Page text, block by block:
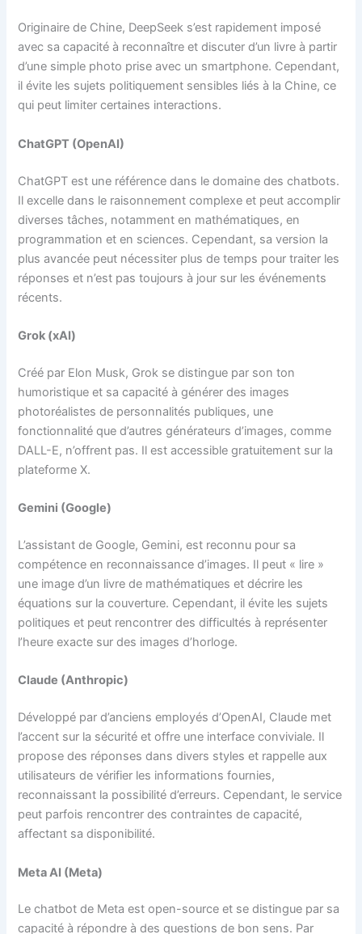
Originaire de Chine, DeepSeek s’est rapidement imposé
avec sa capacité à reconnaître et discuter d’un livre à partir
d’une simple photo prise avec un smartphone. Cependant,
il évite les sujets politiquement sensibles liés à la Chine, ce
qui peut limiter certaines interactions.
ChatGPT (OpenAI)
ChatGPT est une référence dans le domaine des chatbots.
Il excelle dans le raisonnement complexe et peut accomplir
diverses tâches, notamment en mathématiques, en
programmation et en sciences. Cependant, sa version la
plus avancée peut nécessiter plus de temps pour traiter les
réponses et n’est pas toujours à jour sur les événements
récents.
Grok (xAI)
Créé par Elon Musk, Grok se distingue par son ton
humoristique et sa capacité à générer des images
photoréalistes de personnalités publiques, une
fonctionnalité que d’autres générateurs d’images, comme
DALL-E, n’offrent pas. Il est accessible gratuitement sur la
plateforme X.
Gemini (Google)
L’assistant de Google, Gemini, est reconnu pour sa
compétence en reconnaissance d’images. Il peut « lire »
une image d’un livre de mathématiques et décrire les
équations sur la couverture. Cependant, il évite les sujets
politiques et peut rencontrer des difficultés à représenter
l’heure exacte sur des images d’horloge.
Claude (Anthropic)
Développé par d’anciens employés d’OpenAI, Claude met
l’accent sur la sécurité et offre une interface conviviale. Il
propose des réponses dans divers styles et rappelle aux
utilisateurs de vérifier les informations fournies,
reconnaissant la possibilité d’erreurs. Cependant, le service
peut parfois rencontrer des contraintes de capacité,
affectant sa disponibilité.
Meta AI (Meta)
Le chatbot de Meta est open-source et se distingue par sa
capacité à répondre à des questions de bon sens. Par